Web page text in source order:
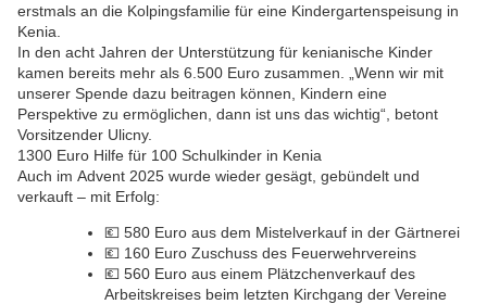
erstmals an die Kolpingsfamilie für eine Kindergartenspeisung in
Kenia.
In den acht Jahren der Unterstützung für kenianische Kinder
kamen bereits mehr als 6.500 Euro zusammen. „Wenn wir mit
unserer Spende dazu beitragen können, Kindern eine
Perspektive zu ermöglichen, dann ist uns das wichtig“, betont
Vorsitzender Ulicny.
1300 Euro Hilfe für 100 Schulkinder in Kenia
Auch im Advent 2025 wurde wieder gesägt, gebündelt und
verkauft – mit Erfolg:
💶 580 Euro aus dem Mistelverkauf in der Gärtnerei
💶 160 Euro Zuschuss des Feuerwehrvereins
💶 560 Euro aus einem Plätzchenverkauf des
Arbeitskreises beim letzten Kirchgang der Vereine